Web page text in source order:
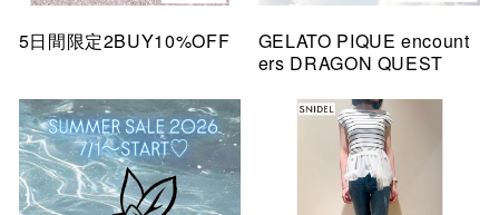
5日間限定2BUY10%OFF
GELATO PIQUE encount
ers DRAGON QUEST